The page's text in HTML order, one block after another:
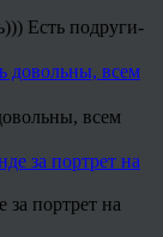
Есть подруги-
всем
портрет на